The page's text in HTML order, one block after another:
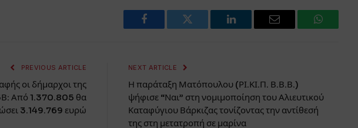
Facebook Twitter LinkedIn Email WhatsApp
PREVIOUS ARTICLE
οι δήμαρχοι της
Από 1.370.805 θα
3.149.769 ευρώ
NEXT ARTICLE
Η παράταξη Ματόπουλου (ΡΙ.ΚΙ.Π. Β.Β.Β.)
ψήφισε “Ναι” στη νομιμοποίηση του Αλιευτικού
Καταφύγιου Βάρκιζας τονίζοντας την αντίθεσή
της στη μετατροπή σε μαρίνα